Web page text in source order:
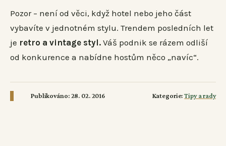
Pozor – není od věci, když hotel nebo jeho část
vybavíte v jednotném stylu. Trendem posledních let
je retro a vintage styl. Váš podnik se rázem odliší
od konkurence a nabídne hostům něco „navíc“.
Publikováno: 28. 02. 2016 Kategorie:Tipy a rady